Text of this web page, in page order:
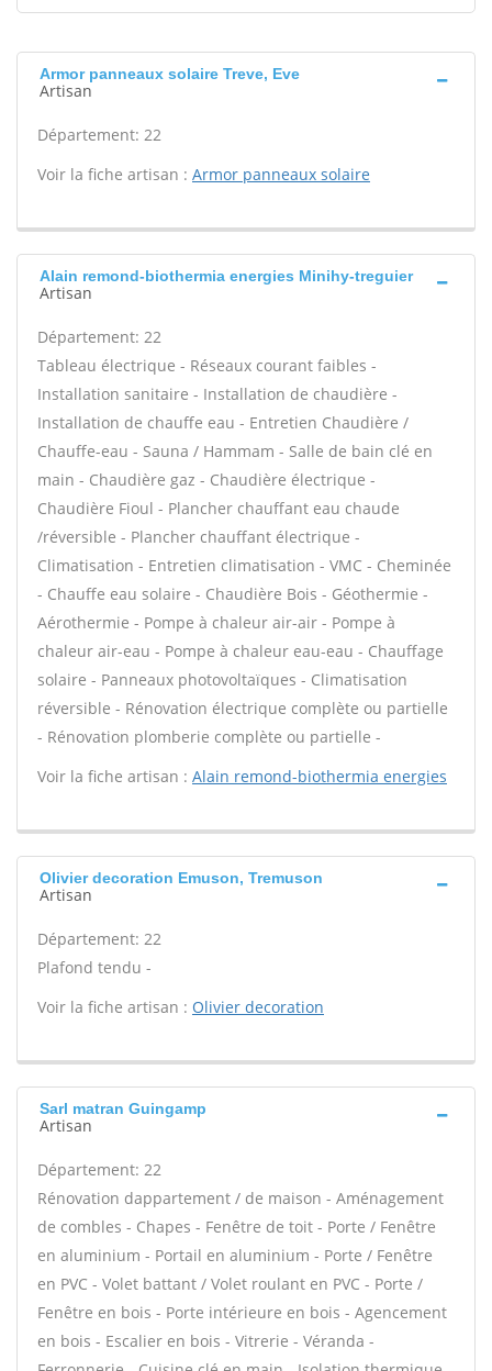
Armor panneaux solaire Treve, Eve
Artisan
Département: 22
Voir la fiche artisan : Armor panneaux solaire
Alain remond-biothermia energies Minihy-treguier
Artisan
Département: 22
Tableau électrique - Réseaux courant faibles -
Installation sanitaire - Installation de chaudière -
Installation de chauffe eau - Entretien Chaudière /
Chauffe-eau - Sauna / Hammam - Salle de bain clé en
main - Chaudière gaz - Chaudière électrique -
Chaudière Fioul - Plancher chauffant eau chaude
/réversible - Plancher chauffant électrique -
Climatisation - Entretien climatisation - VMC - Cheminée
- Chauffe eau solaire - Chaudière Bois - Géothermie -
Aérothermie - Pompe à chaleur air-air - Pompe à
chaleur air-eau - Pompe à chaleur eau-eau - Chauffage
solaire - Panneaux photovoltaïques - Climatisation
réversible - Rénovation électrique complète ou partielle
- Rénovation plomberie complète ou partielle -
Voir la fiche artisan : Alain remond-biothermia energies
Olivier decoration Emuson, Tremuson
Artisan
Département: 22
Plafond tendu -
Voir la fiche artisan : Olivier decoration
Sarl matran Guingamp
Artisan
Département: 22
Rénovation dappartement / de maison - Aménagement
de combles - Chapes - Fenêtre de toit - Porte / Fenêtre
en aluminium - Portail en aluminium - Porte / Fenêtre
en PVC - Volet battant / Volet roulant en PVC - Porte /
Fenêtre en bois - Porte intérieure en bois - Agencement
en bois - Escalier en bois - Vitrerie - Véranda -